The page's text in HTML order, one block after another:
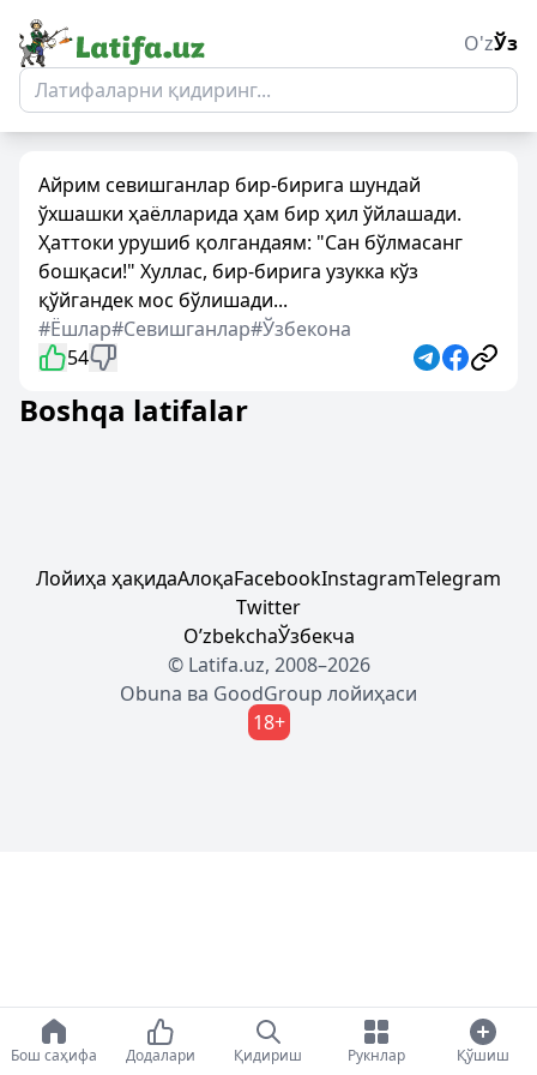
O'zЎз
Айрим севишганлар бир-бирига шундай
ўхшашки ҳаёлларида ҳам бир ҳил ўйлашади.
Ҳаттоки урушиб қолгандаям: "Сан бўлмасанг
бошқаси!" Хуллас, бир-бирига узукка кўз
қўйгандек мос бўлишади...
#Ёшлар#Севишганлар#Ўзбекона
54
Boshqa latifalar
Лойиҳа ҳақидаАлоқаFacebookInstagramTelegram
Twitter
OʼzbekchaЎзбекча
© Latifa.uz, 2008–2026
Obuna ва GoodGroup лойиҳаси
18+
Бош саҳифа Додалари Қидириш Рукнлар Қўшиш